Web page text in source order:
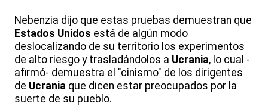
Nebenzia dijo que estas pruebas demuestran que
Estados Unidos está de algún modo
deslocalizando de su territorio los experimentos
de alto riesgo y trasladándolos a Ucrania, lo cual -
afirmó- demuestra el "cinismo" de los dirigentes
de Ucrania que dicen estar preocupados por la
suerte de su pueblo.